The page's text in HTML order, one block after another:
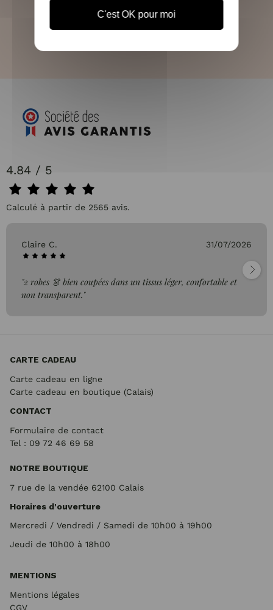
PAIEMENT 100% SÉCURISÉ
4.84 / 5
Calculé à partir de 2565 avis.
Claire C. 31/07/2026
"2 robes 👗 bien coupées dans un tissus léger, confortable et
non transparent."
CARTE CADEAU
Carte cadeau en ligne
Carte cadeau en boutique (Calais)
CONTACT
Formulaire de contact
Tel : 09 72 46 69 58
NOTRE BOUTIQUE
7 rue de la vendée 62100 Calais
Horaires d'ouverture
Mercredi / Vendredi / Samedi de 10h00 à 19h00
Jeudi de 10h00 à 18h00
MENTIONS
Mentions légales
CGV
C'est OK pour moi